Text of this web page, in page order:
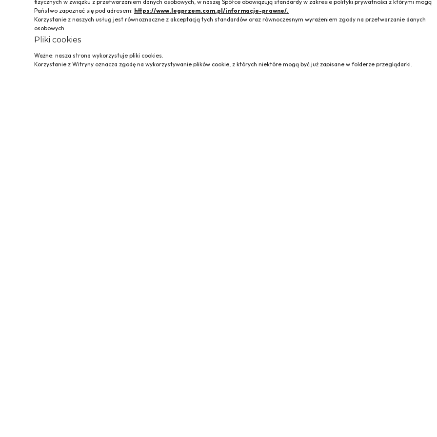
fizycznych w związku z przetwarzaniem danych osobowych, w naszej Spółce obowiązują standardy w zakresie polityki prywatności z którymi mogą
Państwo zapoznać się pod adresem: https://www.legprzem.com.pl/informacje-prawne/.
Korzystanie z naszych usług jest równoznaczne z akceptacją tych standardów oraz równoczesnym wyrażeniem zgody na przetwarzanie danych
osobowych.
Pliki cookies
Ważne: nasza strona wykorzystuje pliki cookies.
Korzystanie z Witryny oznacza zgodę na wykorzystywanie plików cookie, z których niektóre mogą być już zapisane w folderze przeglądarki.